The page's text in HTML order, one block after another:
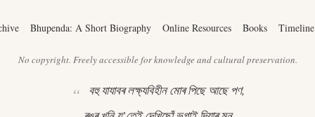
Bhupenda: A Short Biography Online Resources Books Timeline
No copyright. Freely accessible for knowledge and cultural preservation.
বহু যাযাবৰ লক্ষ্যবিহীন মোৰ পিছে আছে পণ,